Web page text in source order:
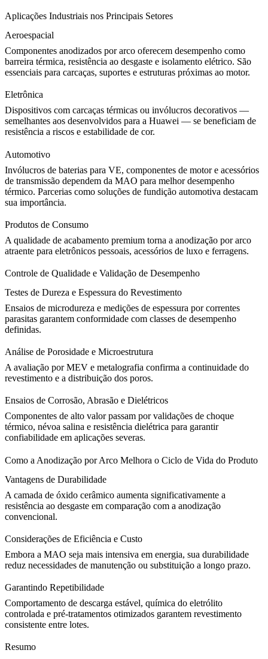
Aplicações Industriais nos Principais Setores
Aeroespacial
Componentes anodizados por arco oferecem desempenho como
barreira térmica, resistência ao desgaste e isolamento elétrico. São
essenciais para carcaças, suportes e estruturas próximas ao motor.
Eletrônica
Dispositivos com carcaças térmicas ou invólucros decorativos —
semelhantes aos desenvolvidos para a Huawei — se beneficiam de
resistência a riscos e estabilidade de cor.
Automotivo
Invólucros de baterias para VE, componentes de motor e acessórios
de transmissão dependem da MAO para melhor desempenho
térmico. Parcerias como soluções de fundição automotiva destacam
sua importância.
Produtos de Consumo
A qualidade de acabamento premium torna a anodização por arco
atraente para eletrônicos pessoais, acessórios de luxo e ferragens.
Controle de Qualidade e Validação de Desempenho
Testes de Dureza e Espessura do Revestimento
Ensaios de microdureza e medições de espessura por correntes
parasitas garantem conformidade com classes de desempenho
definidas.
Análise de Porosidade e Microestrutura
A avaliação por MEV e metalografia confirma a continuidade do
revestimento e a distribuição dos poros.
Ensaios de Corrosão, Abrasão e Dielétricos
Componentes de alto valor passam por validações de choque
térmico, névoa salina e resistência dielétrica para garantir
confiabilidade em aplicações severas.
Como a Anodização por Arco Melhora o Ciclo de Vida do Produto
Vantagens de Durabilidade
A camada de óxido cerâmico aumenta significativamente a
resistência ao desgaste em comparação com a anodização
convencional.
Considerações de Eficiência e Custo
Embora a MAO seja mais intensiva em energia, sua durabilidade
reduz necessidades de manutenção ou substituição a longo prazo.
Garantindo Repetibilidade
Comportamento de descarga estável, química do eletrólito
controlada e pré-tratamentos otimizados garantem revestimento
consistente entre lotes.
Resumo